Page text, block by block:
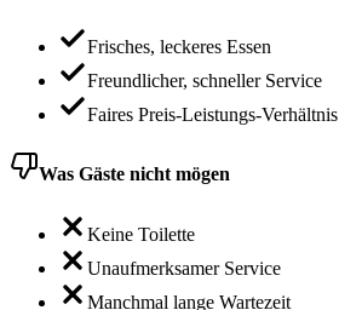
Frisches, leckeres Essen
Freundlicher, schneller Service
Faires Preis-Leistungs-Verhältnis
Was Gäste nicht mögen
Keine Toilette
Unaufmerksamer Service
Manchmal lange Wartezeit